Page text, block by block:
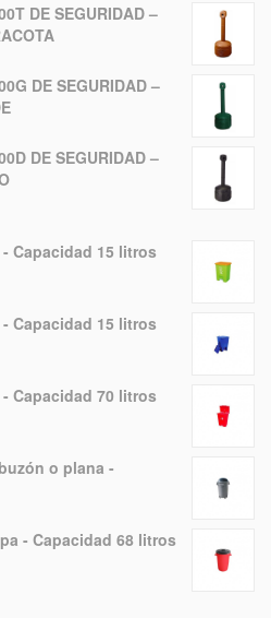
DE SEGURIDAD –
DE SEGURIDAD –
DE SEGURIDAD –
Capacidad 15 litros
Capacidad 15 litros
Capacidad 70 litros
o plana -
- Capacidad 68 litros